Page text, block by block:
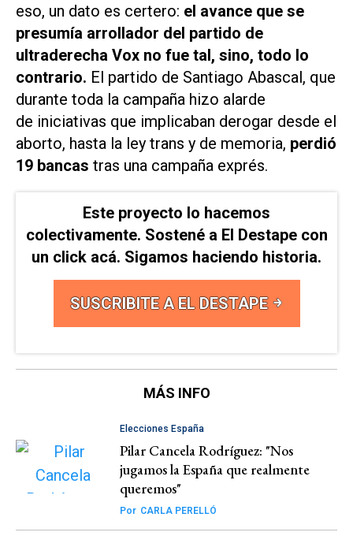
eso, un dato es certero: el avance que se
presumía arrollador del partido de
ultraderecha Vox no fue tal, sino, todo lo
contrario. El partido de Santiago Abascal, que
durante toda la campaña hizo alarde
de iniciativas que implicaban derogar desde el
aborto, hasta la ley trans y de memoria, perdió
19 bancas tras una campaña exprés.
Este proyecto lo hacemos
colectivamente. Sostené a El Destape con
un click acá. Sigamos haciendo historia.
SUSCRIBITE A EL DESTAPE
MÁS INFO
Elecciones España
Pilar Cancela Rodríguez: "Nos
jugamos la España que realmente
queremos"
Por CARLA PERELLÓ